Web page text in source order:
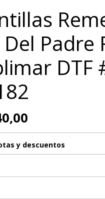
Del Padre
DTF
y descuentos